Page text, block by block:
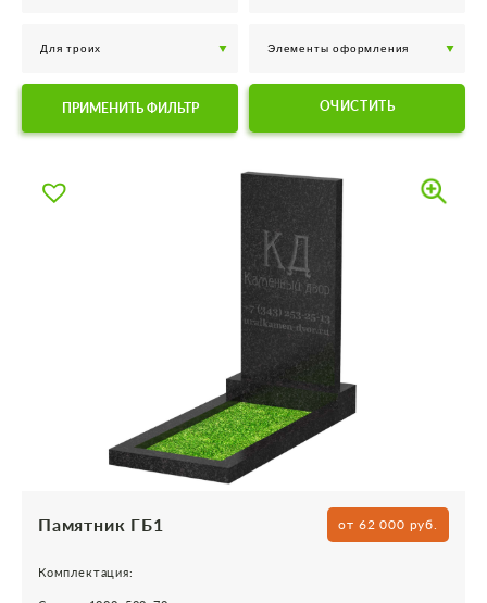
ПРИМЕНИТЬ ФИЛЬТР ОЧИСТИТЬ
Памятник ГБ1 от 62 000 руб.
Комплектация: